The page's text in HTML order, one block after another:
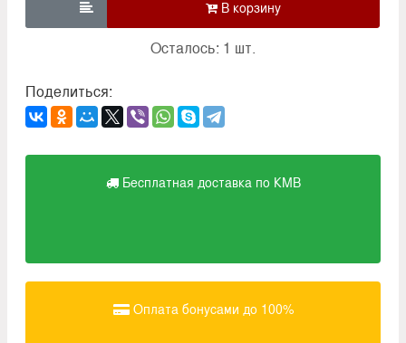

Осталось: 1 шт.
Поделиться:
Бесплатная доставка по КМВ
Оплата бонусами до 100%